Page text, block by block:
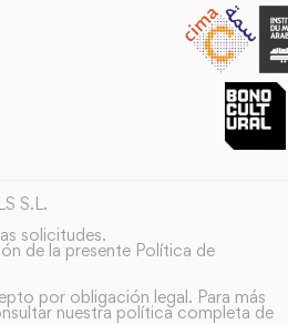
S.L.
solicitudes.
de la presente Política de
por obligación legal. Para más
nuestra política completa de